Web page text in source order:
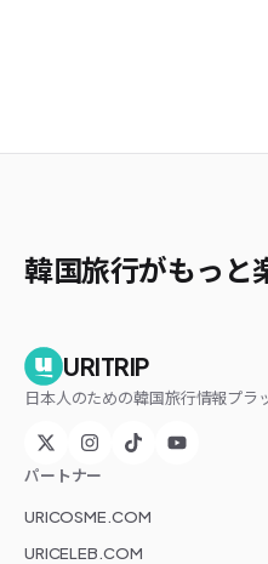
韓国旅行がもっと
URITRIP
日本人のための韓国旅行情報プラ
パートナー
URICOSME.COM
URICELEB.COM